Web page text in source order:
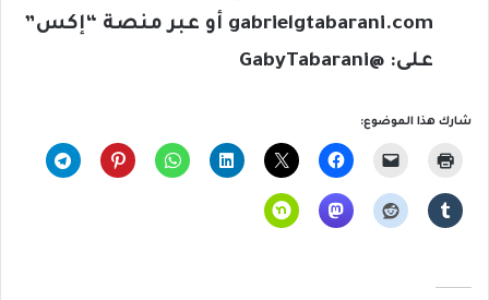
gabrielgtabarani.com أو عبر منصة “إكس”
على: @GabyTabarani
شارك هذا الموضوع: